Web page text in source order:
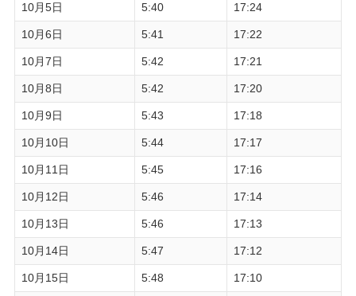
10月5日 5:40 17:24
10月6日 5:41 17:22
10月7日 5:42 17:21
10月8日 5:42 17:20
10月9日 5:43 17:18
10月10日 5:44 17:17
10月11日 5:45 17:16
10月12日 5:46 17:14
10月13日 5:46 17:13
10月14日 5:47 17:12
10月15日 5:48 17:10